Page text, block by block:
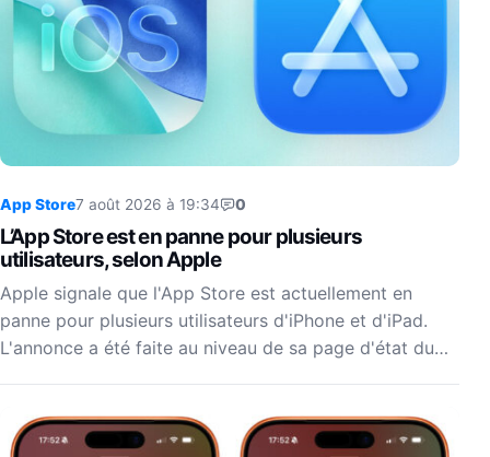
App Store7 août 2026 à 19:34 0
L’App Store est en panne pour plusieurs
utilisateurs, selon Apple
Apple signale que l'App Store est actuellement en
panne pour plusieurs utilisateurs d'iPhone et d'iPad.
L'annonce a été faite au niveau de sa page d'état du…